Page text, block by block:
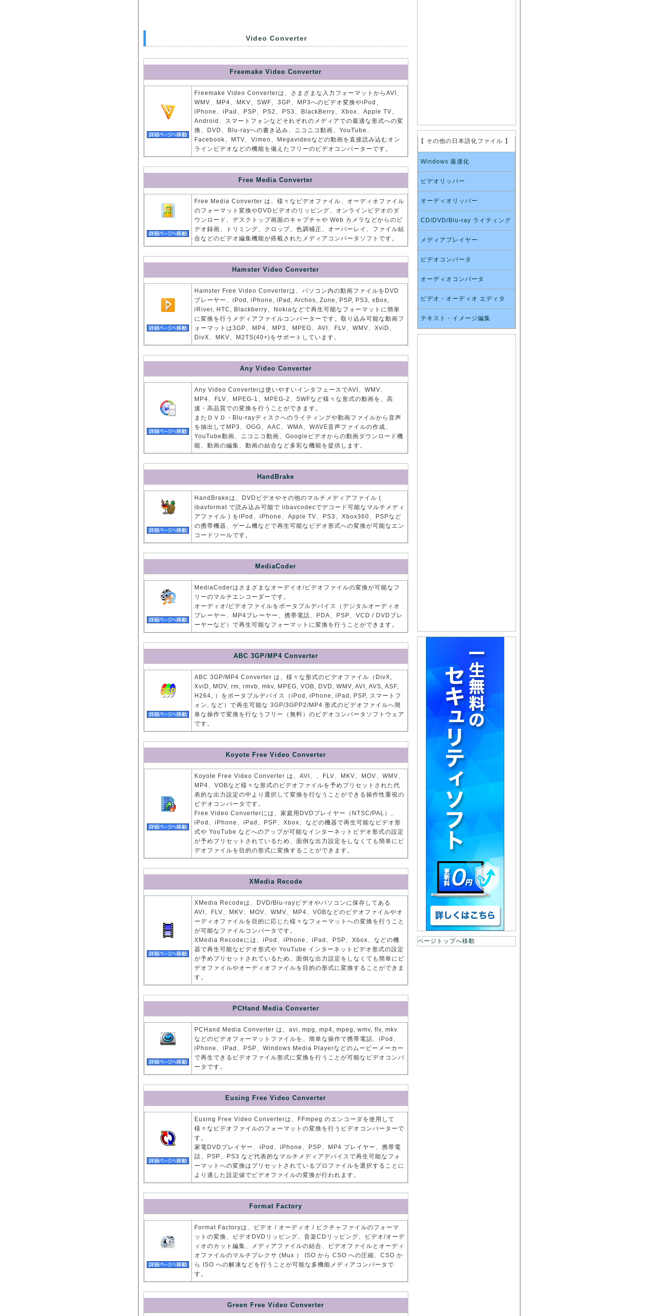
Video Converter
Freemake Video Converter
Freemake Video Converterは、さまざまな入力フォーマットからAVI、
WMV、MP4、MKV、SWF、3GP、MP3へのビデオ変換やiPod、
iPhone、iPad、PSP、PS2、PS3、BlackBerry、Xbox、Apple TV、
Android、スマートフォンなどそれぞれのメディアでの最適な形式への変
換、DVD、Blu-rayへの書き込み、ニコニコ動画、YouTube、
Facebook、MTV、Vimeo、Megavideoなどの動画を直接読み込むオン
ラインビデオなどの機能を備えたフリーのビデオコンバーターです。
Free Media Converter
Free Media Converter は、様々なビデオファイル、オーディオファイル
のフォーマット変換やDVDビデオのリッピング、オンラインビデオのダ
ウンロード、デスクトップ画面のキャプチャや Web カメラなどからのビ
デオ録画、トリミング、クロップ、色調補正、オーバーレイ、ファイル結
合などのビデオ編集機能が搭載されたメディアコンバータソフトです。
Hamster Video Converter
Hamster Free Video Converterは、パソコン内の動画ファイルをDVD
プレーヤー、iPod, iPhone, iPad, Archos, Zune, PSP, PS3, xBox,
iRiver, HTC, Blackberry、Nokiaなどで再生可能なフォーマットに簡単
に変換を行うメディアファイルコンバーターです。取り込み可能な動画フ
ォーマットは3GP、MP4、MP3、MPEG、AVI、FLV、WMV、XviD、
DivX、MKV、M2TS(40+)をサポートしています。
Any Video Converter
Any Video Converterは使いやすいインタフェースでAVI、WMV、
MP4、FLV、MPEG-1、MPEG-2、SWFなど様々な形式の動画を、高
速・高品質での変換を行うことができます。
またＤＶＤ・Blu-rayディスクへのライティングや動画ファイルから音声
を抽出してMP3、OGG、AAC、WMA、WAVE音声ファイルの作成、
YouTube動画、ニコニコ動画、Googleビデオからの動画ダウンロード機
能、動画の編集、動画の結合など多彩な機能を提供します。
HandBrake
HandBrakeは、DVDビデオやその他のマルチメディアファイル (
ibavformat で読み込み可能で libavcodecでデコード可能なマルチメディ
アファイル ) をiPod、iPhone、Apple TV、PS3、Xbox360、PSPなど
の携帯機器、ゲーム機などで再生可能なビデオ形式への変換が可能なエン
コードツールです。
MediaCoder
MediaCoderはさまざまなオーデイオ/ビデオファイルの変換が可能なフ
リーのマルチエンコーダーです。
オーディオ/ビデオファイルをポータブルデバイス（デジタルオーディオ
プレーヤー、MP4プレーヤー、携帯電話、PDA、PSP、VCD / DVDプレ
ーヤーなど）で再生可能なフォーマットに変換を行うことができます。
ABC 3GP/MP4 Converter
ABC 3GP/MP4 Converter は、様々な形式のビデオファイル（DivX,
XviD, MOV, rm, rmvb, mkv, MPEG, VOB, DVD, WMV, AVI, AVS, ASF,
H264, ）をポータブルデバイス（iPod, iPhone, iPad, PSP, スマートフ
ォン, など）で再生可能な 3GP/3GPP2/MP4 形式のビデオファイルへ簡
単な操作で変換を行なうフリー（無料）のビデオコンバータソフトウェア
です。
Koyote Free Video Converter
Koyote Free Video Converter は、AVI、、FLV、MKV、MOV、WMV、
MP4、VOBなど様々な形式のビデオファイルを予めプリセットされた代
表的な出力設定の中より選択して変換を行なうことができる操作性重視の
ビデオコンバータです。
Free Video Converterには、家庭用DVDプレイヤー（NTSC/PAL）、
iPod、iPhone、iPad、PSP、Xbox、などの機器で再生可能なビデオ形
式や YouTube などへのアップが可能なインターネットビデオ形式の設定
が予めプリセットされているため、面倒な出力設定をしなくても簡単にビ
デオファイルを目的の形式に変換することができます。
XMedia Recode
XMedia Recodeは、DVD/Blu-rayビデオやパソコンに保存してある
AVI、FLV、MKV、MOV、WMV、MP4、VOBなどのビデオファイルやオ
ーディオファイルを目的に応じた様々なフォーマットへの変換を行うこと
が可能なファイルコンバータです。
XMedia Recodeには、iPod、iPhone、iPad、PSP、Xbox、などの機
器で再生可能なビデオ形式や YouTube インターネットビデオ形式の設定
が予めプリセットされているため、面倒な出力設定をしなくても簡単にビ
デオファイルやオーディオファイルを目的の形式に変換することができま
す。
PCHand Media Converter
PCHand Media Converter は、avi, mpg, mp4, mpeg, wmv, flv, mkv
などのビデオフォーマットファイルを、簡単な操作で携帯電話、iPod、
iPhone、iPad、PSP、Windows Media Playerなどのムービーメーカー
で再生できるビデオファイル形式に変換を行うことが可能なビデオコンバ
ータです。
Eusing Free Video Converter
Eusing Free Video Converterは、FFmpeg のエンコーダを使用して
様々なビデオファイルのフォーマットの変換を行うビデオコンバーターで
す。
家電DVDプレイヤー、iPod、iPhone、PSP、MP4 プレイヤー、携帯電
話、PSP、PS3 など代表的なマルチメディアデバイスで再生可能なフォ
ーマットへの変換はプリセットされているプロファイルを選択することに
より適した設定値でビデオファイルの変換が行われます。
Format Factory
Format Factoryは、ビデオ / オーディオ / ピクチャファイルのフォーマ
ットの変換、ビデオDVDリッピング、音楽CDリッピング、ビデオ/オーデ
ィオのカット編集、メディアファイルの結合、ビデオファイルとオーディ
オファイルのマルチプレクサ (Mux ） ISO から CSO への圧縮、CSO か
ら ISO への解凍などを行うことが可能な多機能メディアコンバータで
す。
Green Free Video Converter
【 その他の日本語化ファイル 】
Windows 最適化
ビデオリッパー
オーディオリッパー
CD/DVD/Blu-ray ライティング
メディアプレイヤー
ビデオコンバータ
オーディオコンバータ
ビデオ・オーディオ エディタ
テキスト・イメージ編集
ページトップへ移動